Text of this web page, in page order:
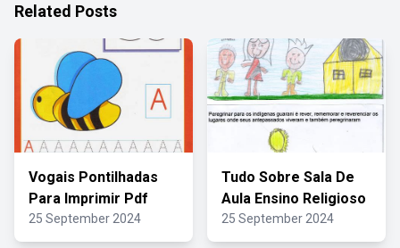
Related Posts
Vogais Pontilhadas
Para Imprimir Pdf
25 September 2024
Tudo Sobre Sala De
Aula Ensino Religioso
25 September 2024